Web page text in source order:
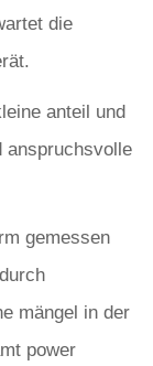
die
anteil und
anspruchsvolle
gemessen
mängel in der
power